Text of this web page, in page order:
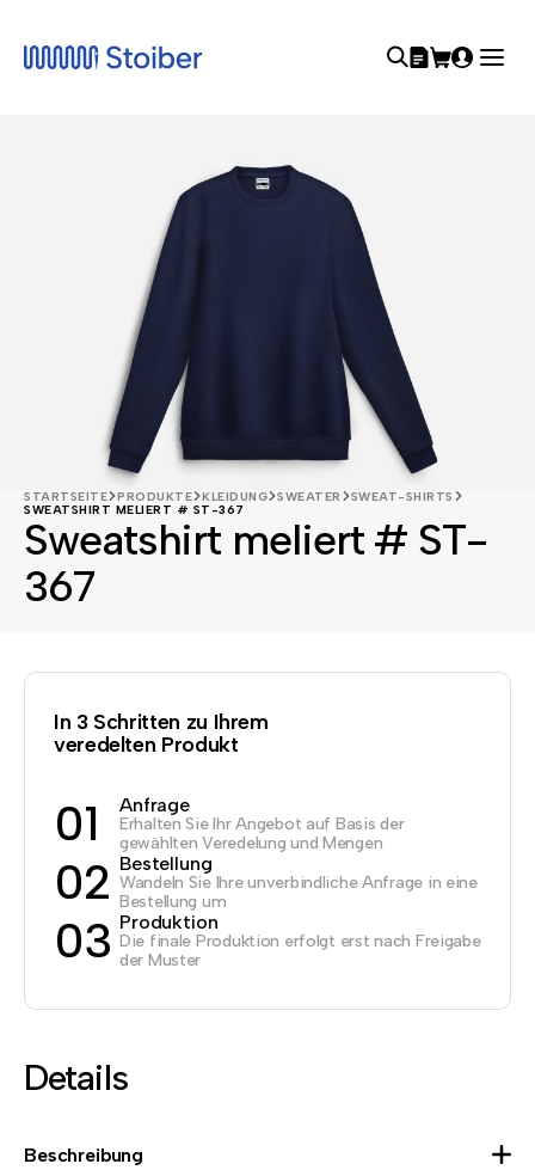
STARTSEITE PRODUKTE KLEIDUNG SWEATER
SWEAT-SHIRTS
SWEATSHIRT MELIERT # ST-367
Sweatshirt meliert # ST-
367
In 3 Schritten zu Ihrem
veredelten Produkt
01 Anfrage
Erhalten Sie Ihr Angebot auf Basis der
gewählten Veredelung und Mengen
02 Bestellung
Wandeln Sie Ihre unverbindliche Anfrage in eine
Bestellung um
03 Produktion
Die finale Produktion erfolgt erst nach Freigabe
der Muster
Details
Beschreibung